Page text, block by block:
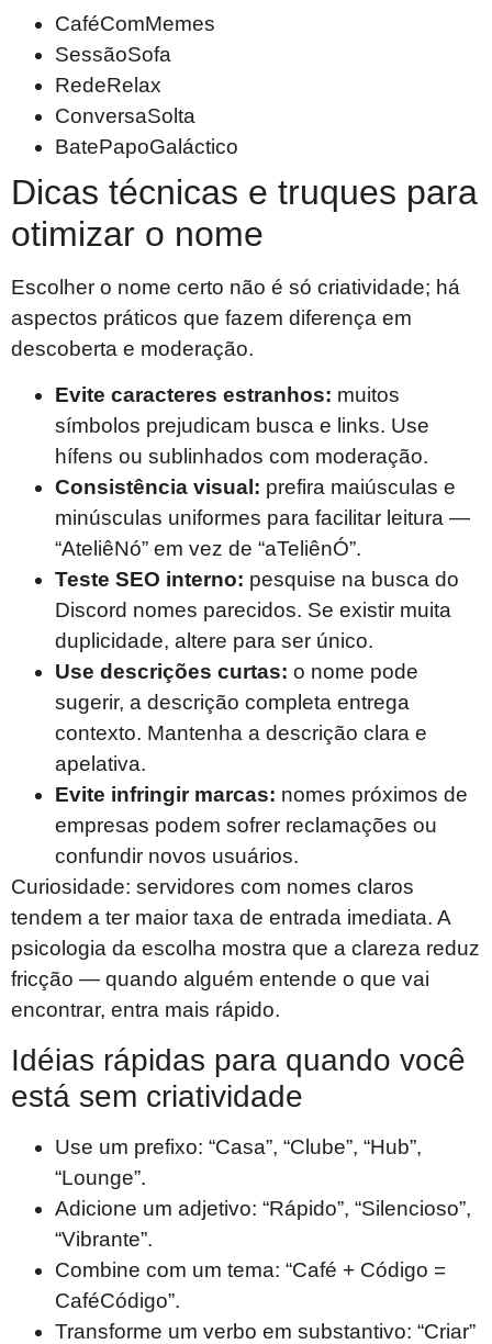
CaféComMemes
SessãoSofa
RedeRelax
ConversaSolta
BatePapoGaláctico
Dicas técnicas e truques para
otimizar o nome
Escolher o nome certo não é só criatividade; há
aspectos práticos que fazem diferença em
descoberta e moderação.
Evite caracteres estranhos: muitos
símbolos prejudicam busca e links. Use
hífens ou sublinhados com moderação.
Consistência visual: prefira maiúsculas e
minúsculas uniformes para facilitar leitura —
“AteliêNó” em vez de “aTeliênÓ”.
Teste SEO interno: pesquise na busca do
Discord nomes parecidos. Se existir muita
duplicidade, altere para ser único.
Use descrições curtas: o nome pode
sugerir, a descrição completa entrega
contexto. Mantenha a descrição clara e
apelativa.
Evite infringir marcas: nomes próximos de
empresas podem sofrer reclamações ou
confundir novos usuários.
Curiosidade: servidores com nomes claros
tendem a ter maior taxa de entrada imediata. A
psicologia da escolha mostra que a clareza reduz
fricção — quando alguém entende o que vai
encontrar, entra mais rápido.
Idéias rápidas para quando você
está sem criatividade
Use um prefixo: “Casa”, “Clube”, “Hub”,
“Lounge”.
Adicione um adjetivo: “Rápido”, “Silencioso”,
“Vibrante”.
Combine com um tema: “Café + Código =
CaféCódigo”.
Transforme um verbo em substantivo: “Criar”